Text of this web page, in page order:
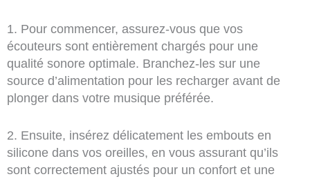
1. Pour commencer, assurez-vous que vos
écouteurs sont entièrement chargés pour une
qualité sonore optimale. Branchez-les sur une
source d’alimentation pour les recharger avant de
plonger dans votre musique préférée.
2. Ensuite, insérez délicatement les embouts en
silicone dans vos oreilles, en vous assurant qu’ils
sont correctement ajustés pour un confort et une